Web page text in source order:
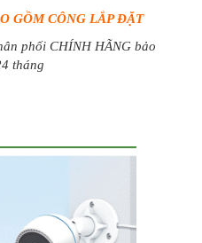
GỒM CÔNG LẮP ĐẶT
phối CHÍNH HÃNG bảo
tháng